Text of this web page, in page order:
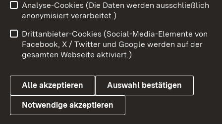
Link zum Landesportal
Benutzungshinweise
Barrierefreiheit
Datenschutz
Cookies
Analyse-Cookies (Die Daten werden ausschließlich
anonymisiert verarbeitet.)
Drittanbieter-Cookies (Social-Media-Elemente von
Facebook, X / Twitter und Google werden auf der
gesamten Webseite aktiviert.)
Alle akzeptieren Auswahl bestätigen
Notwendige akzeptieren